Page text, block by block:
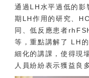
通過LH水平過低的影
期LH作用的研究、
同、低反應患者
等，重點講解了 LH
細化的講課，使得現
人員紛紛表示獲益良